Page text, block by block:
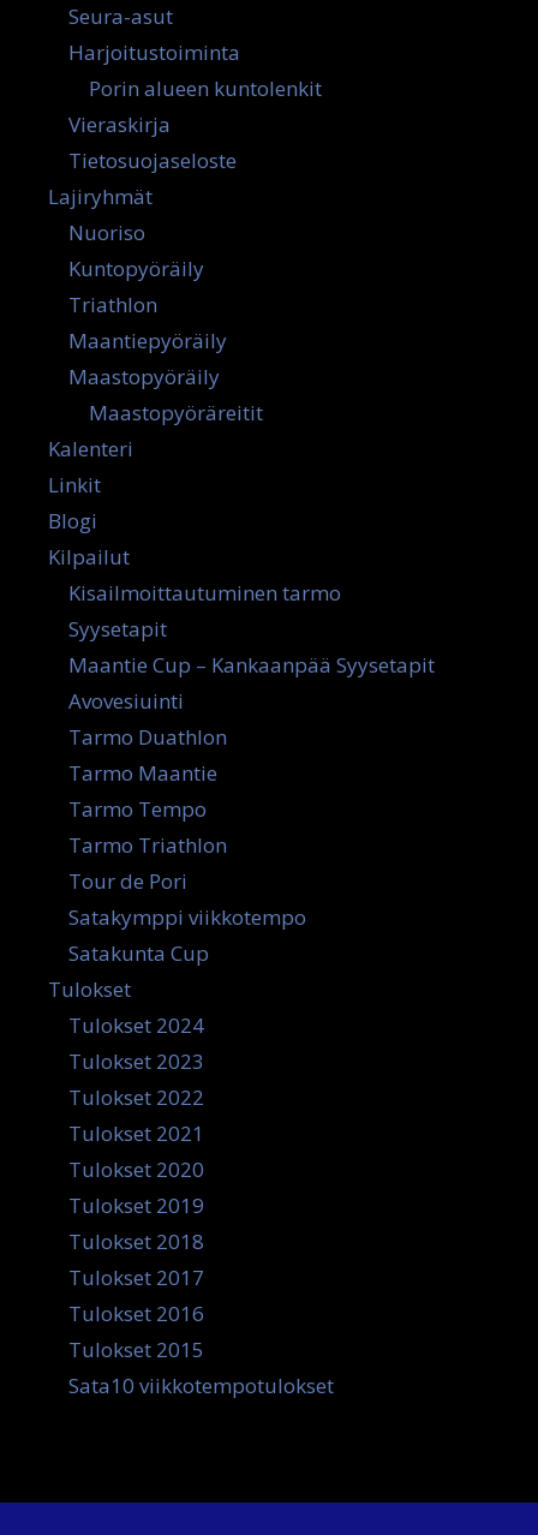
Seura-asut
Harjoitustoiminta
Porin alueen kuntolenkit
Vieraskirja
Tietosuojaseloste
Lajiryhmät
Nuoriso
Kuntopyöräily
Triathlon
Maantiepyöräily
Maastopyöräily
Maastopyöräreitit
Kalenteri
Linkit
Blogi
Kilpailut
Kisailmoittautuminen tarmo
Syysetapit
Maantie Cup – Kankaanpää Syysetapit
Avovesiuinti
Tarmo Duathlon
Tarmo Maantie
Tarmo Tempo
Tarmo Triathlon
Tour de Pori
Satakymppi viikkotempo
Satakunta Cup
Tulokset
Tulokset 2024
Tulokset 2023
Tulokset 2022
Tulokset 2021
Tulokset 2020
Tulokset 2019
Tulokset 2018
Tulokset 2017
Tulokset 2016
Tulokset 2015
Sata10 viikkotempotulokset